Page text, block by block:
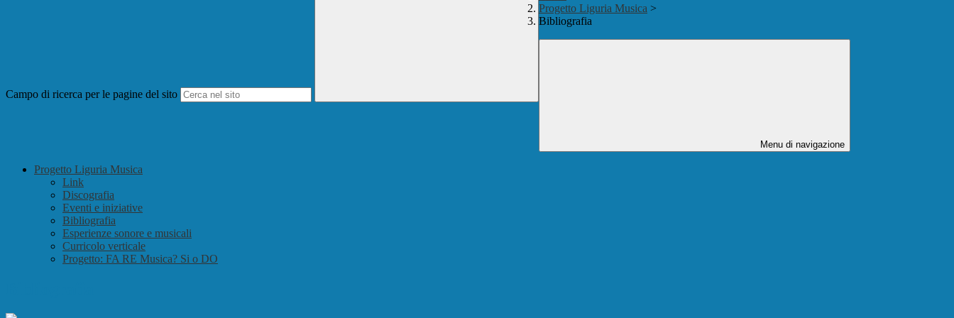
Campo di ricerca per le pagine del sito
Progetto Liguria Musica >
Bibliografia
Menu di navigazione
Progetto Liguria Musica
Link
Discografia
Eventi e iniziative
Bibliografia
Esperienze sonore e musicali
Curricolo verticale
Progetto: FA RE Musica? Si o DO